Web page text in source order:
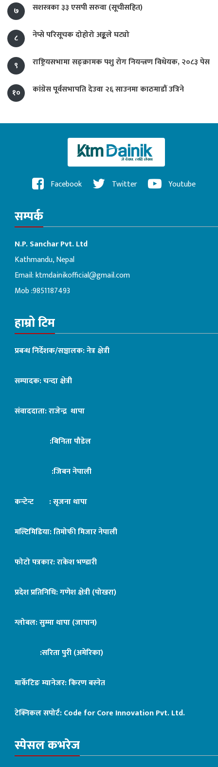
७ सशस्त्रका ३३ एसपी सरुवा (सूचीसहित)
८ नेप्से परिसूचक दोहोरो अङ्कले घट्यो
९ राष्ट्रियसभामा सङ्क्रामक पशु रोग नियन्त्रण विधेयक, २०८३ पेस
१० कांग्रेस पूर्वसभापति देउवा २६ साउनमा काठमाडौं उत्रिने
Facebook Twitter Youtube
सम्पर्क
N.P. Sanchar Pvt. Ltd
Kathmandu, Nepal
Email:ktmdainikofficial@gmail.com
Mob :9851187493
हाम्रो टिम
प्रबन्ध निर्देशक/सञ्चालक: नेत्र क्षेत्री
सम्पादक: चन्दा क्षेत्री
संवाददाता: राजेन्द्र थापा
:बिनिता पौडेल
:जिबन नेपाली
कन्टेन्ट : सृजना थापा
मल्टिमिडिया: तिमोफी मिजार नेपाली
फोटो पत्रकार: राकेश भण्डारी
प्रदेश प्रतिनिधि: गणेश क्षेत्री (पोखरा)
ग्लोबल: सुम्मा थापा (जापान)
:सरिता पुरी (अमेरिका)
मार्केटिङ म्यानेजर: किरण बस्नेत
टेक्निकल सपोर्ट:Code for Core Innovation Pvt. Ltd.
स्पेसल कभरेज